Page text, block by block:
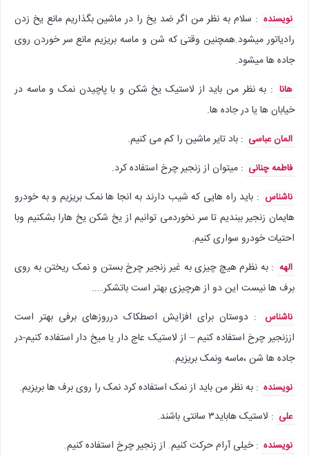
نویسنده : سلام به نظر من اگر ضد یخ را در ماشین بگذاریم مانع یخ زدن
رادیاتور میشود.همچنین وقتی که شن و ماسه بریزیم مانع سر خوردن روی
جاده ها میشود.
هانا : به نظر من باید از لاستیک یخ شکن و با پاچیدن نمک و ماسه در
خیابان ها یا در جاده ها.
المان عباسی : باد تایر ماشین را کم می کنیم.
فاطمه چنانی : میتوان از زنجیر چرخ استفاده کرد.
ناشناس : باید راه هایی که شیب دارند به انجا ها نمک بریزیم و به خودرو
هایمان زنجیر ببندیم تا سر نخوردمی توانیم از یخ شکن یخ هارا بشکنیم وبا
احتیات خودرو سواری کنیم.
الهه : به نظرم هیچ چیزی به غیر زنجیر چرخ بستن و نمک ریختن به روی
برف ها نیست این دو از هرچیزی بهتر است باتشکر…..
ناشناس
: دوستان برای افزایش اصطکاک درروزهای برفی بهتر است
اززنجیر چرخ استفاده کنیم – از لاستیک عاج دار یا میخ دار استفاده کنیم-در
جاده ها شن ،ماسه ونمک بریزیم.
نویسنده : به نظر من باید از نمک استفاده کرد نمک را روی برف ها بریزیم.
علی : لاستیک هاباید۳ سانتی باشند.
نویسنده : خیلی آرام حرکت کنیم. از زنجیر چرخ استفاده کنیم.